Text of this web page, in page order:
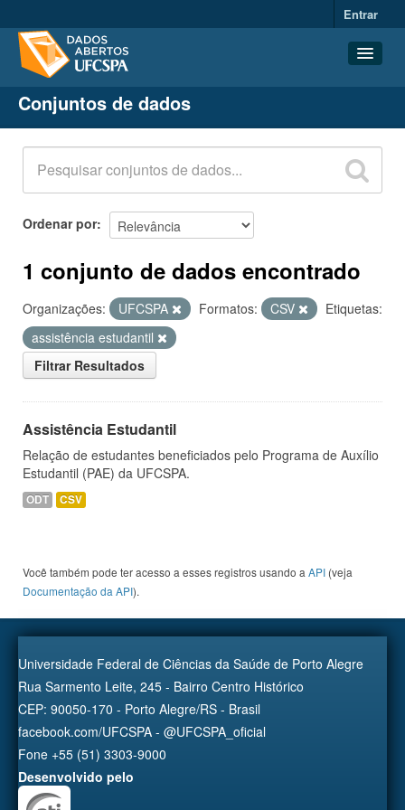
Entrar
Conjuntos de dados
Organizações
Grupos
Sobre
Conjuntos de dados
Ordenar por
1 conjunto de dados encontrado
Organizações: UFCSPA Formatos: CSV
Etiquetas:
assistência estudantil
Filtrar Resultados
Assistência Estudantil
Relação de estudantes beneficiados pelo Programa de Auxílio
Estudantil (PAE) da UFCSPA.
ODT CSV
Você também pode ter acesso a esses registros usando a API (veja
Documentação da API).
Universidade Federal de Ciências da Saúde de Porto Alegre
Rua Sarmento Leite, 245 - Bairro Centro Histórico
CEP: 90050-170 - Porto Alegre/RS - Brasil
facebook.com/UFCSPA - @UFCSPA_oficial
Fone +55 (51) 3303-9000
Desenvolvido pelo